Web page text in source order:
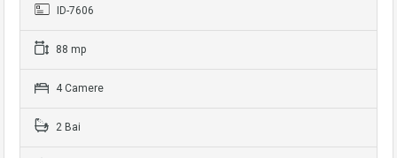
ID-7606
88 mp
4 Camere
2 Bai